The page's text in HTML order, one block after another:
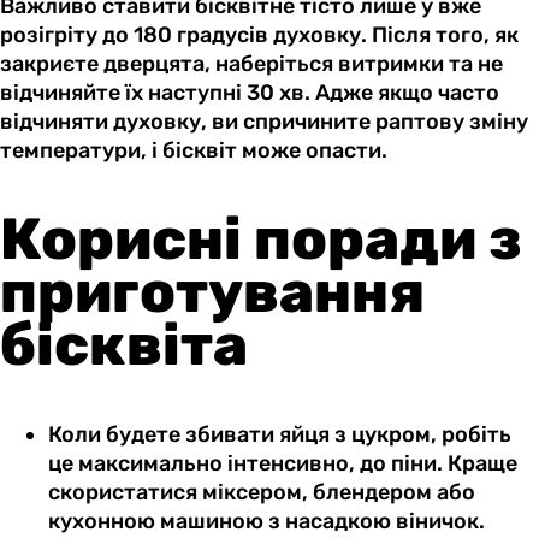
Важливо ставити бісквітне тісто лише у вже
розігріту до 180 градусів духовку. Після того, як
закриєте дверцята, наберіться витримки та не
відчиняйте їх наступні 30 хв. Адже якщо часто
відчиняти духовку, ви спричините раптову зміну
температури, і бісквіт може опасти.
Корисні поради з
приготування
бісквіта
Коли будете збивати яйця з цукром, робіть
це максимально інтенсивно, до піни. Краще
скористатися міксером, блендером або
кухонною машиною з насадкою віничок.